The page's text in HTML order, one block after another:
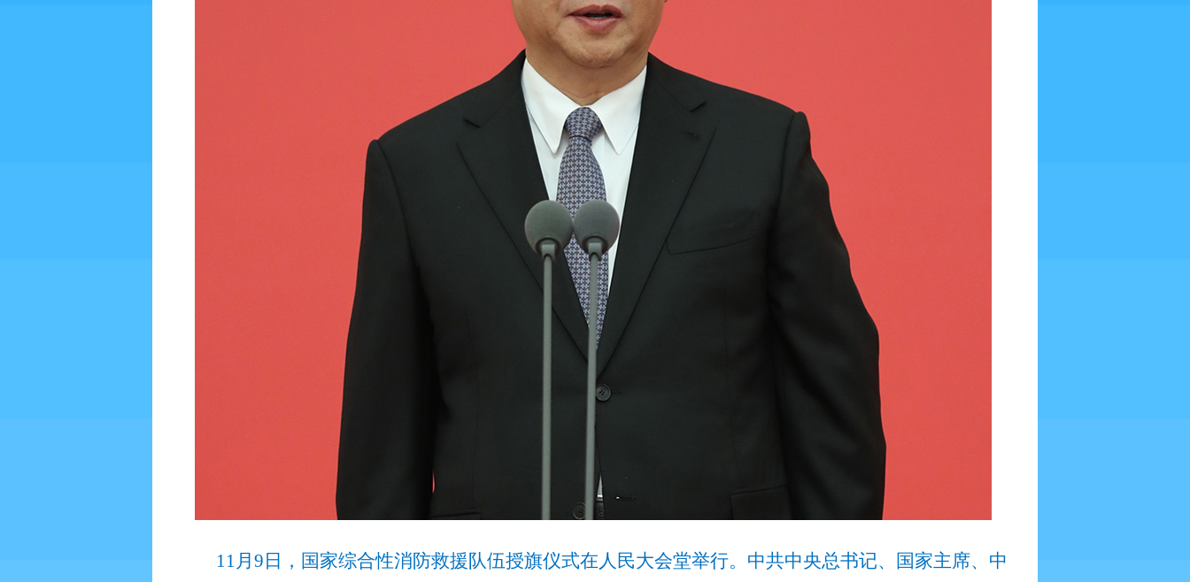
11月9 日，国家综合性消防救援队伍授旗仪式在人民大会堂举行。中共中央总书记、国家主席、中